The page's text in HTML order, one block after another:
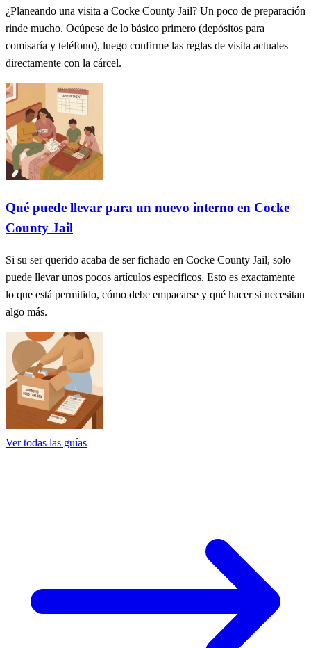
¿Planeando una visita a Cocke County Jail? Un poco de preparación
rinde mucho. Ocúpese de lo básico primero (depósitos para
comisaría y teléfono), luego confirme las reglas de visita actuales
directamente con la cárcel.
Qué puede llevar para un nuevo interno en Cocke
County Jail
Si su ser querido acaba de ser fichado en Cocke County Jail, solo
puede llevar unos pocos artículos específicos. Esto es exactamente
lo que está permitido, cómo debe empacarse y qué hacer si necesitan
algo más.
Ver todas las guías